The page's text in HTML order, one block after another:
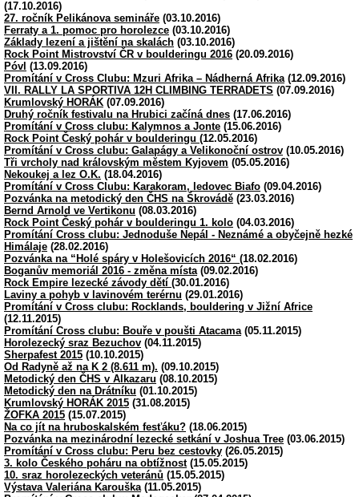
(17.10.2016)
27. ročník Pelikánova semináře (03.10.2016)
Ferraty a 1. pomoc pro horolezce (03.10.2016)
Základy lezení a jištění na skalách (03.10.2016)
Rock Point Mistrovství ČR v boulderingu 2016 (20.09.2016)
Póvl (13.09.2016)
Promítání v Cross Clubu: Mzuri Afrika – Nádherná Afrika (12.09.2016)
VII. RALLY LA SPORTIVA 12H CLIMBING TERRADETS (07.09.2016)
Krumlovský HORÁK (07.09.2016)
Druhý ročník festivalu na Hrubici začíná dnes (17.06.2016)
Promítání v Cross clubu: Kalymnos a Jonte (15.06.2016)
Rock Point Český pohár v boulderingu (12.05.2016)
Promítání v Cross clubu: Galapágy a Velikonoční ostrov (10.05.2016)
Tři vrcholy nad královským městem Kyjovem (05.05.2016)
Nekoukej a lez O.K. (18.04.2016)
Promítání v Cross Clubu: Karakoram, ledovec Biafo (09.04.2016)
Pozvánka na metodický den ČHS na Škrovádě (23.03.2016)
Bernd Arnold ve Vertikonu (08.03.2016)
Rock Point Český pohár v boulderingu 1. kolo (04.03.2016)
Promítání Cross clubu: Jednoduše Nepál - Neznámé a obyčejně hezké
Himálaje (28.02.2016)
Pozvánka na “Holé spáry v Holešovicích 2016“ (18.02.2016)
Boganův memoriál 2016 - změna místa (09.02.2016)
Rock Empire lezecké závody dětí (30.01.2016)
Laviny a pohyb v lavinovém terérnu (29.01.2016)
Promítání v Cross clubu: Rocklands, bouldering v Jižní Africe
(12.11.2015)
Promítání Cross clubu: Bouře v poušti Atacama (05.11.2015)
Horolezecký sraz Bezuchov (04.11.2015)
Sherpafest 2015 (10.10.2015)
Od Radyně až na K 2 (8.611 m). (09.10.2015)
Metodický den ČHS v Alkazaru (08.10.2015)
Metodický den na Drátníku (01.10.2015)
Krumlovský HORÁK 2015 (31.08.2015)
ŽOFKA 2015 (15.07.2015)
Na co jít na hruboskalském fesťáku? (18.06.2015)
Pozvánka na mezinárodní lezecké setkání v Joshua Tree (03.06.2015)
Promítání v Cross clubu: Peru bez cestovky (26.05.2015)
3. kolo Českého poháru na obtížnost(15.05.2015)
10. sraz horolezeckých veteránů (15.05.2015)
Výstava Valeriána Karouška (11.05.2015)